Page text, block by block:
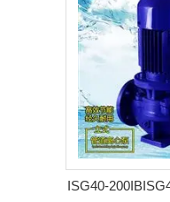
ISG40-